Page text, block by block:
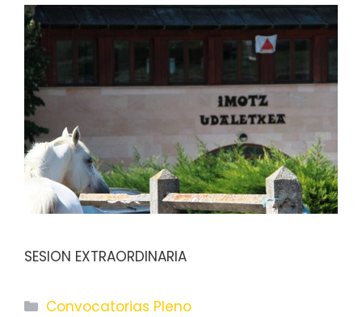
SESION EXTRAORDINARIA
Categorías
Convocatorias Pleno